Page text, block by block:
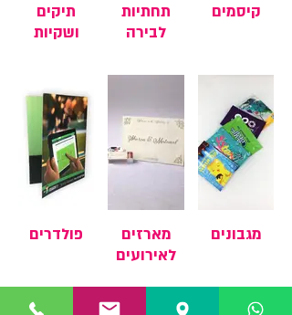
קיסמים
תחתיות
לבירה
תיקים
ושקיות
מגבונים
מארזים
לאירועים
פולדרים